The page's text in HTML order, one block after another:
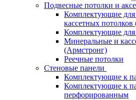
Подвесные потолки и
Комплектующие
кассетных
Комплектующие для
Минеральные и
(Армстронг)
Реечные потолки
Стеновые панели
Комплектующие к
Комплектующие к
перфорированным